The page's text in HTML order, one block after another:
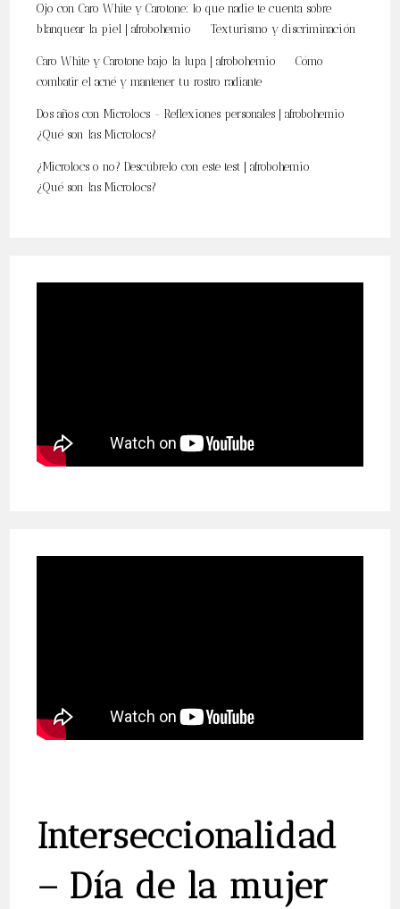
Ojo con Caro White y Carotone: lo que nadie te cuenta sobre
blanquear la piel | afrobohemio enTexturismo y discriminación
Caro White y Carotone bajo la lupa | afrobohemio enCómo
combatir el acné y mantener tu rostro radiante
Dos años con Microlocs - Reflexiones personales | afrobohemio
¿Qué son las Microlocs?
¿Microlocs o no? Descúbrelo con este test | afrobohemio
¿Qué son las Microlocs?
Interseccionalidad
– Día de la mujer